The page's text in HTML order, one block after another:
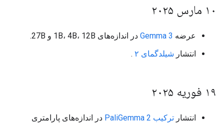
۱۰ مارس ۲۰۲۵
عرضه Gemma 3 در اندازه‌های 1B، 4B، 12B و 27B.
انتشار شیلدگمای ۲ .
۱۹ فوریه ۲۰۲۵
انتشار ترکیب PaliGemma 2
در اندازه‌های پارامتری